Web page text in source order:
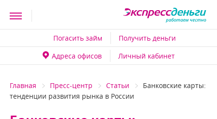
Погасить займ
Получить деньги
Адреса офисо
Личный кабинет
Главная Пресс-центр Статьи
Банковские карты:
тенденции развития рынка в России